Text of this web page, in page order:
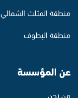
منطقة المثلث الشمالي
منطقة البطوف
عن المؤسسة
من نحن